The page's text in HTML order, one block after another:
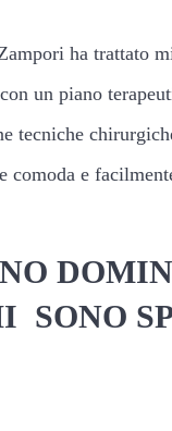
ha trattato
un piano
tecniche
comoda e
SONO